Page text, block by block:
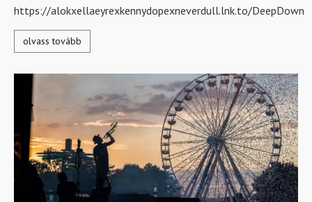
https://alokxellaeyrexkennydopexneverdull.lnk.to/DeepDown
olvass tovább